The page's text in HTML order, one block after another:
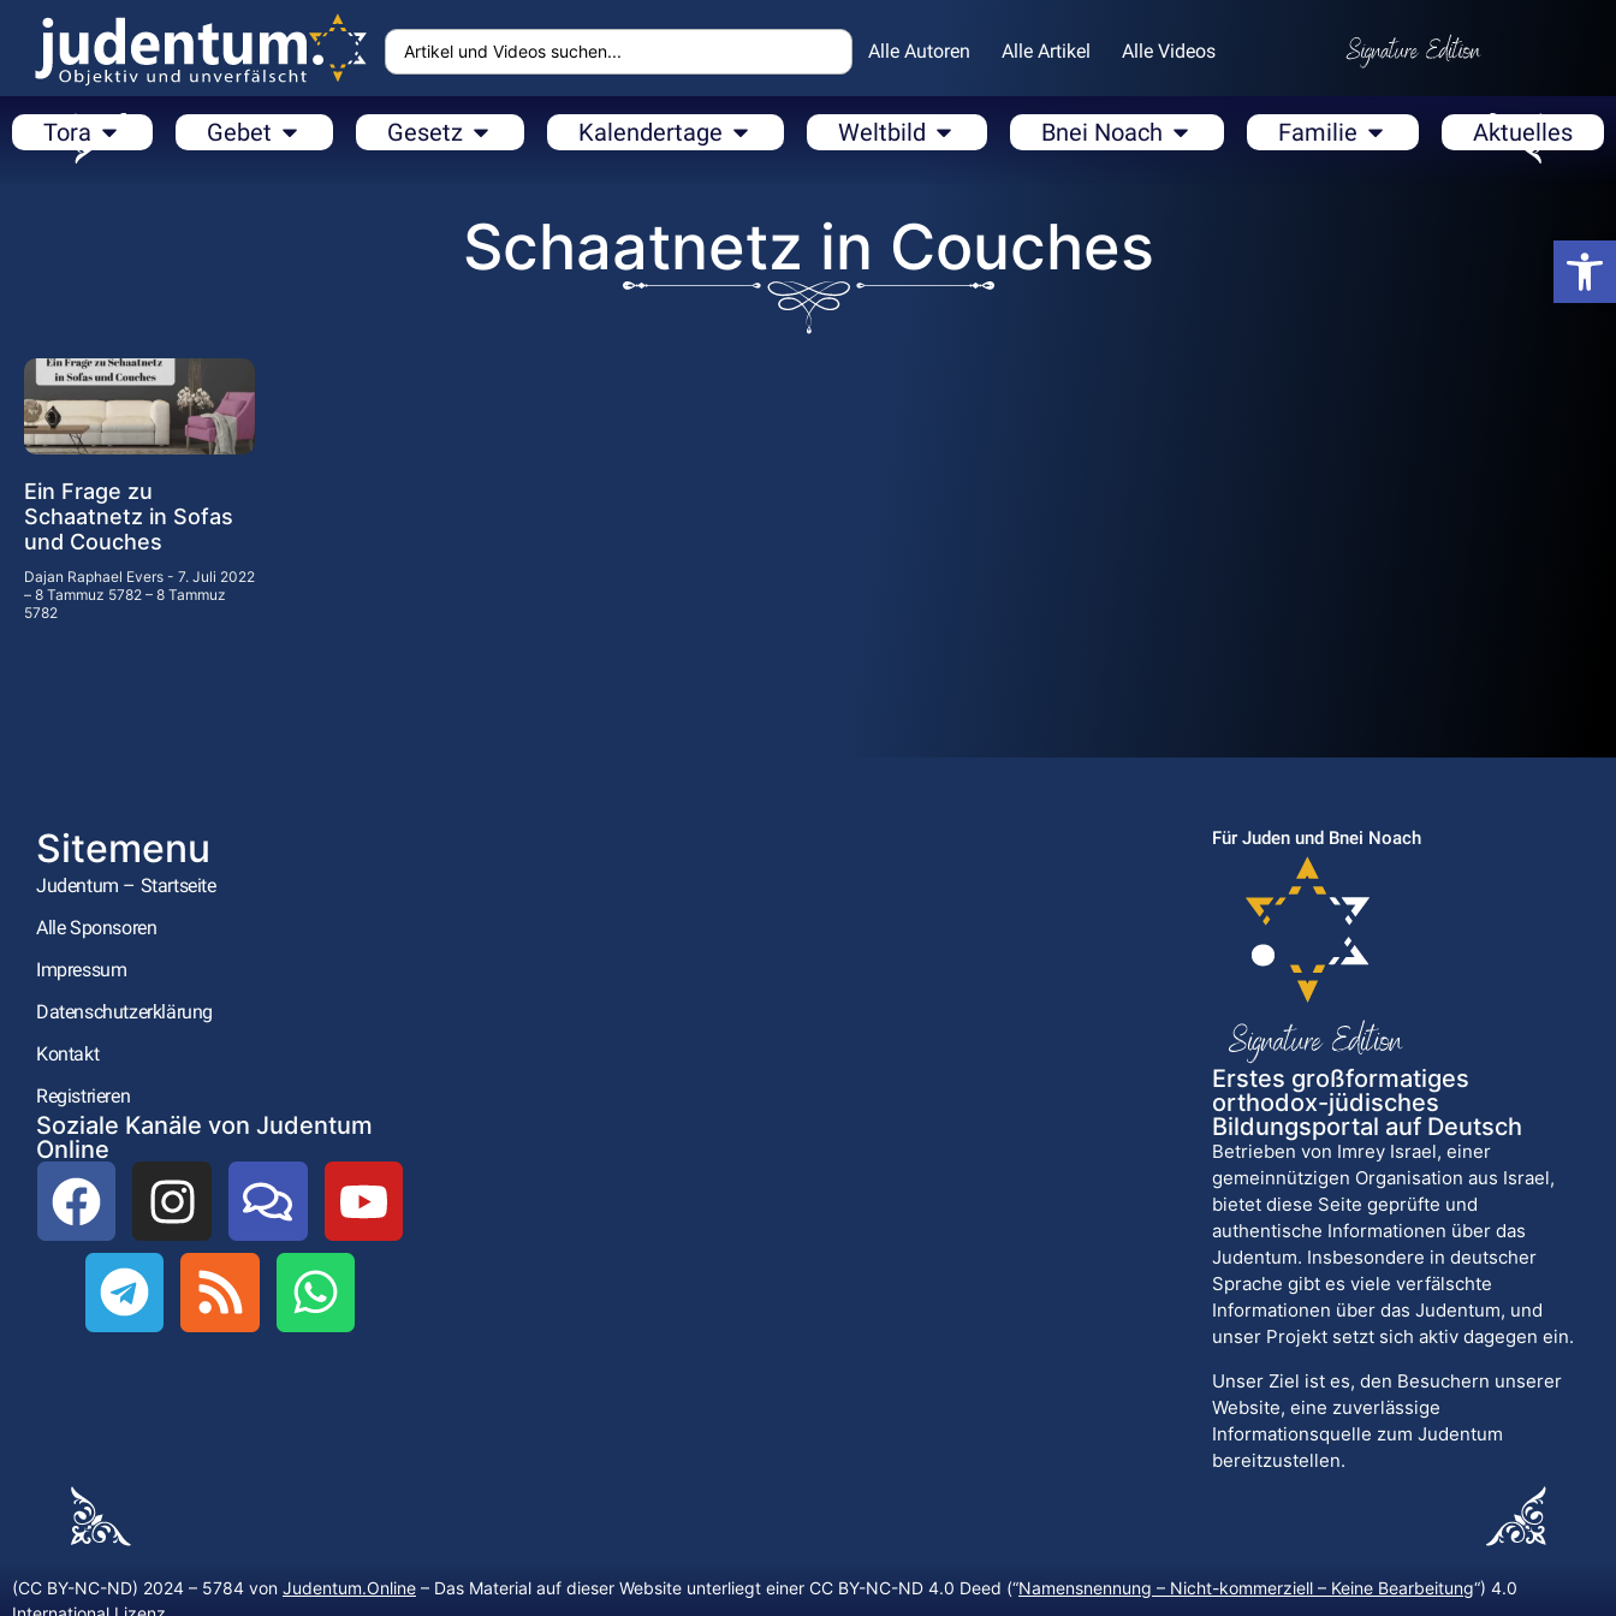
Alle Autoren Alle Artikel Alle Videos
Tora Gebet Gesetz Kalendertage Weltbild Bnei Noach Familie Aktuelles
Schaatnetz in Couches
Ein Frage zu
Schaatnetz in Sofas
und Couches
Dajan Raphael Evers
7. Juli 2022
– 8 Tammuz 5782 – 8 Tammuz
5782
Sitemenu
Judentum – Startseite
Alle Sponsoren
Impressum
Datenschutzerklärung
Kontakt
Registrieren
Soziale Kanäle von Judentum
Online
Für Juden und Bnei Noach
Erstes großformatiges
orthodox-jüdisches
Bildungsportal auf Deutsch
Betrieben von Imrey Israel, einer
gemeinnützigen Organisation aus Israel,
bietet diese Seite geprüfte und
authentische Informationen über das
Judentum. Insbesondere in deutscher
Sprache gibt es viele verfälschte
Informationen über das Judentum, und
unser Projekt setzt sich aktiv dagegen ein.
Unser Ziel ist es, den Besuchern unserer
Website, eine zuverlässige
Informationsquelle zum Judentum
bereitzustellen.
(CC BY-NC-ND) 2024 – 5784 von Judentum.Online – Das Material auf dieser Website unterliegt einer CC BY-NC-ND 4.0 Deed (“Namensnennung – Nicht-kommerziell – Keine Bearbeitung“) 4.0